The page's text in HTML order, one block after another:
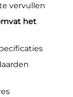
vervullen
het